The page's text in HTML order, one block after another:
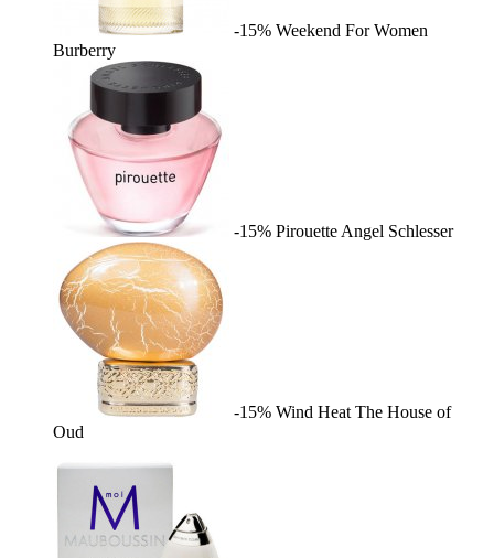
-15% Weekend For Women
Burberry
-15% Pirouette Angel Schlesser
-15% Wind Heat The House of
Oud